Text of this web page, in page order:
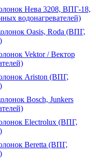
Нева 3208, ВПГ-18,
водонагревателей)
Oasis, Roda (ВПГ,
Vektor / Вектор
Ariston (ВПГ,
Bosch, Junkers
Electrolux (ВПГ,
Beretta (ВПГ,